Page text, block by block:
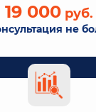
19 000 руб.
не